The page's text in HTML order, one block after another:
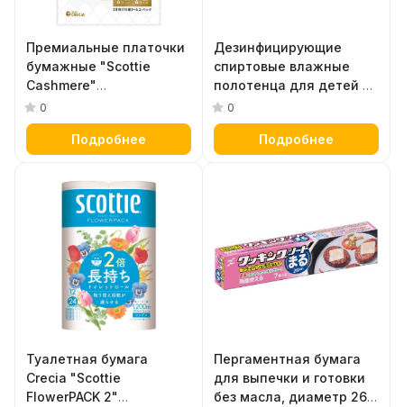
Премиальные платочки
бумажные "Scottie
Cashmere"
кашемировые
двухслойные,
водонерастворимые 30
0
Подробнее
Дезинфицирующие
спиртовые влажные
полотенца для детей и
взрослых с длительной
защитой Crecia "Scottie
WetGuard" в боксе 40 шт
0
Подробнее
Туалетная бумага
Crecia "Scottie
FlowerPACK 2"
Пергаментная бумага
для выпечки и готовки
без масла, диаметр 26